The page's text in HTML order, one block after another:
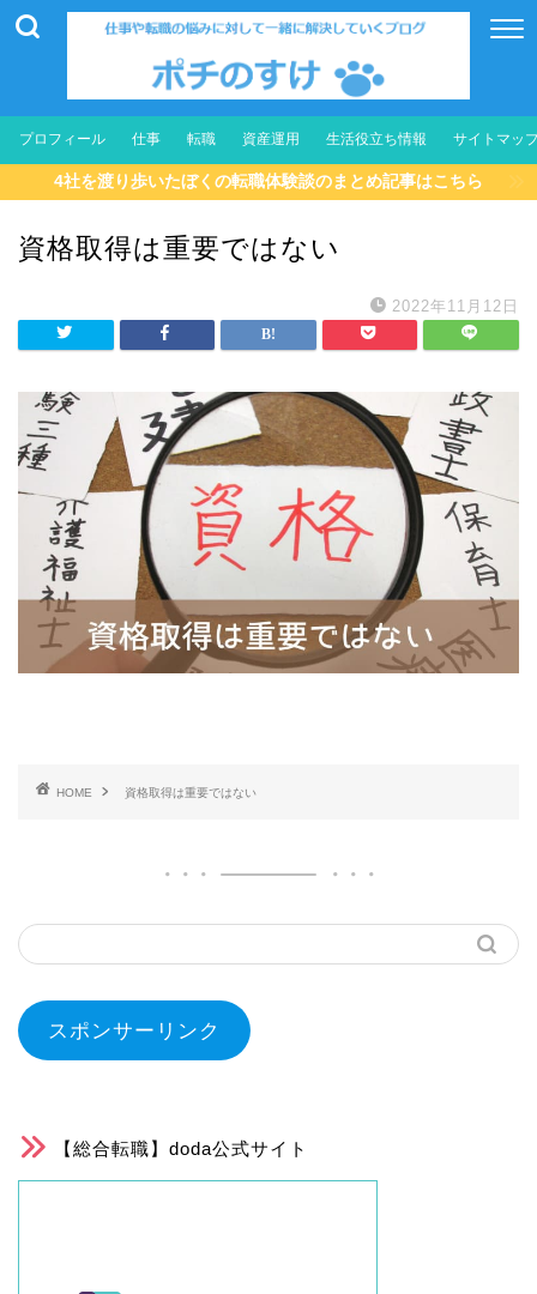
プロフィール 仕事 転職 資産運用 生活役立ち情報 サイトマッ
4社を渡り歩いたぼくの転職体験談のまとめ記事はこちら
資格取得は重要ではない
2022年11月12日
HOME 資格取得は重要ではない
スポンサーリンク
【総合転職】doda公式サイト